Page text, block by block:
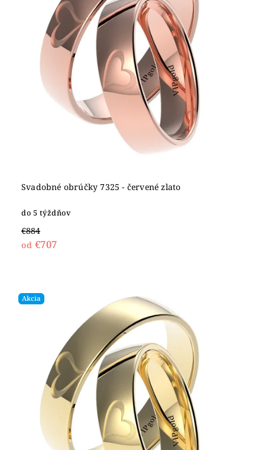
Svadobné obrúčky 7325 - červené zlato
do 5 týždňov
€884
od €707
Akcia